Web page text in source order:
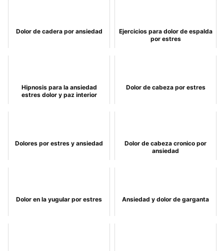
Dolor de cadera por ansiedad
Ejercicios para dolor de espalda
por estres
Hipnosis para la ansiedad
estres dolor y paz interior
Dolor de cabeza por estres
Dolores por estres y ansiedad
Dolor de cabeza cronico por
ansiedad
Dolor en la yugular por estres Ansiedad y dolor de garganta